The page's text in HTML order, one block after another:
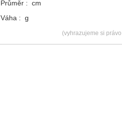
Průměr : cm
Váha : g
(vyhrazujeme si